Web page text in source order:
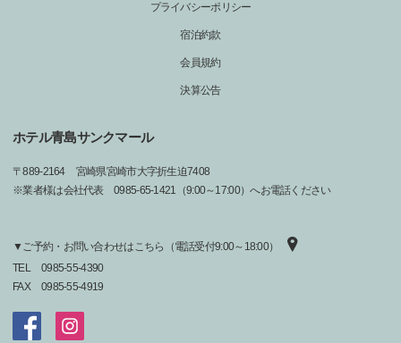
プライバシーポリシー
宿泊約款
会員規約
決算公告
ホテル青島サンクマール
〒889-2164
宮崎県宮崎市大字折生迫7408
※業者様は会社代表 0985-65-1421（9:00～17:00）へお電話ください
▼ご予約・お問い合わせはこちら（電話受付9:00～18:00）
TEL
0985-55-4390
FAX
0985-55-4919